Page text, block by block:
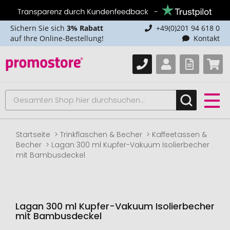
Sichern Sie sich 3% Rabatt
auf Ihre Online-Bestellung!
+49(0)201 94 618 0
Kontakt
Startseite Trinkflaschen & Becher
Kaffeetassen &
Becher
Lagan 300 ml Kupfer-Vakuum Isolierbecher
mit Bambusdeckel
Lagan 300 ml Kupfer-Vakuum Isolierbecher
mit Bambusdeckel